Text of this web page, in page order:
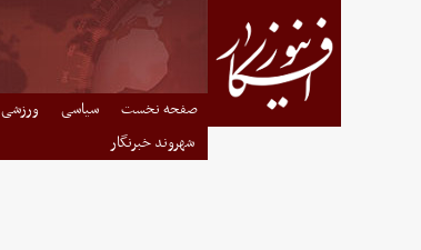
صفحه نخست سیاسی ورزشی
شهروند خبرنگار